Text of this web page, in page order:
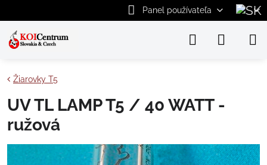
Panel používateľa
Žiarovky T5
UV TL LAMP T5 / 40 WATT -
ružová